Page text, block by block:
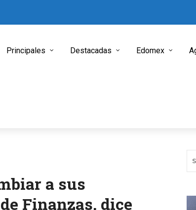
Principales Destacadas Edomex
a sus
Finanzas, dice